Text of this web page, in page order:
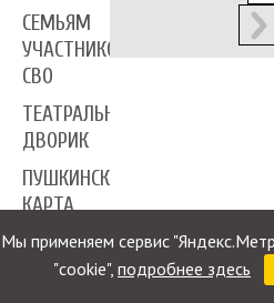
СЕМЬЯМ
УЧАСТНИКОВ
СВО
ТЕАТРАЛЬНЫЙ
ДВОРИК
ПУШКИНСКАЯ
КАРТА
ПРЕССА
КОНТАКТЫ
Мы применяем сервис
"cookie", подробнее здесь